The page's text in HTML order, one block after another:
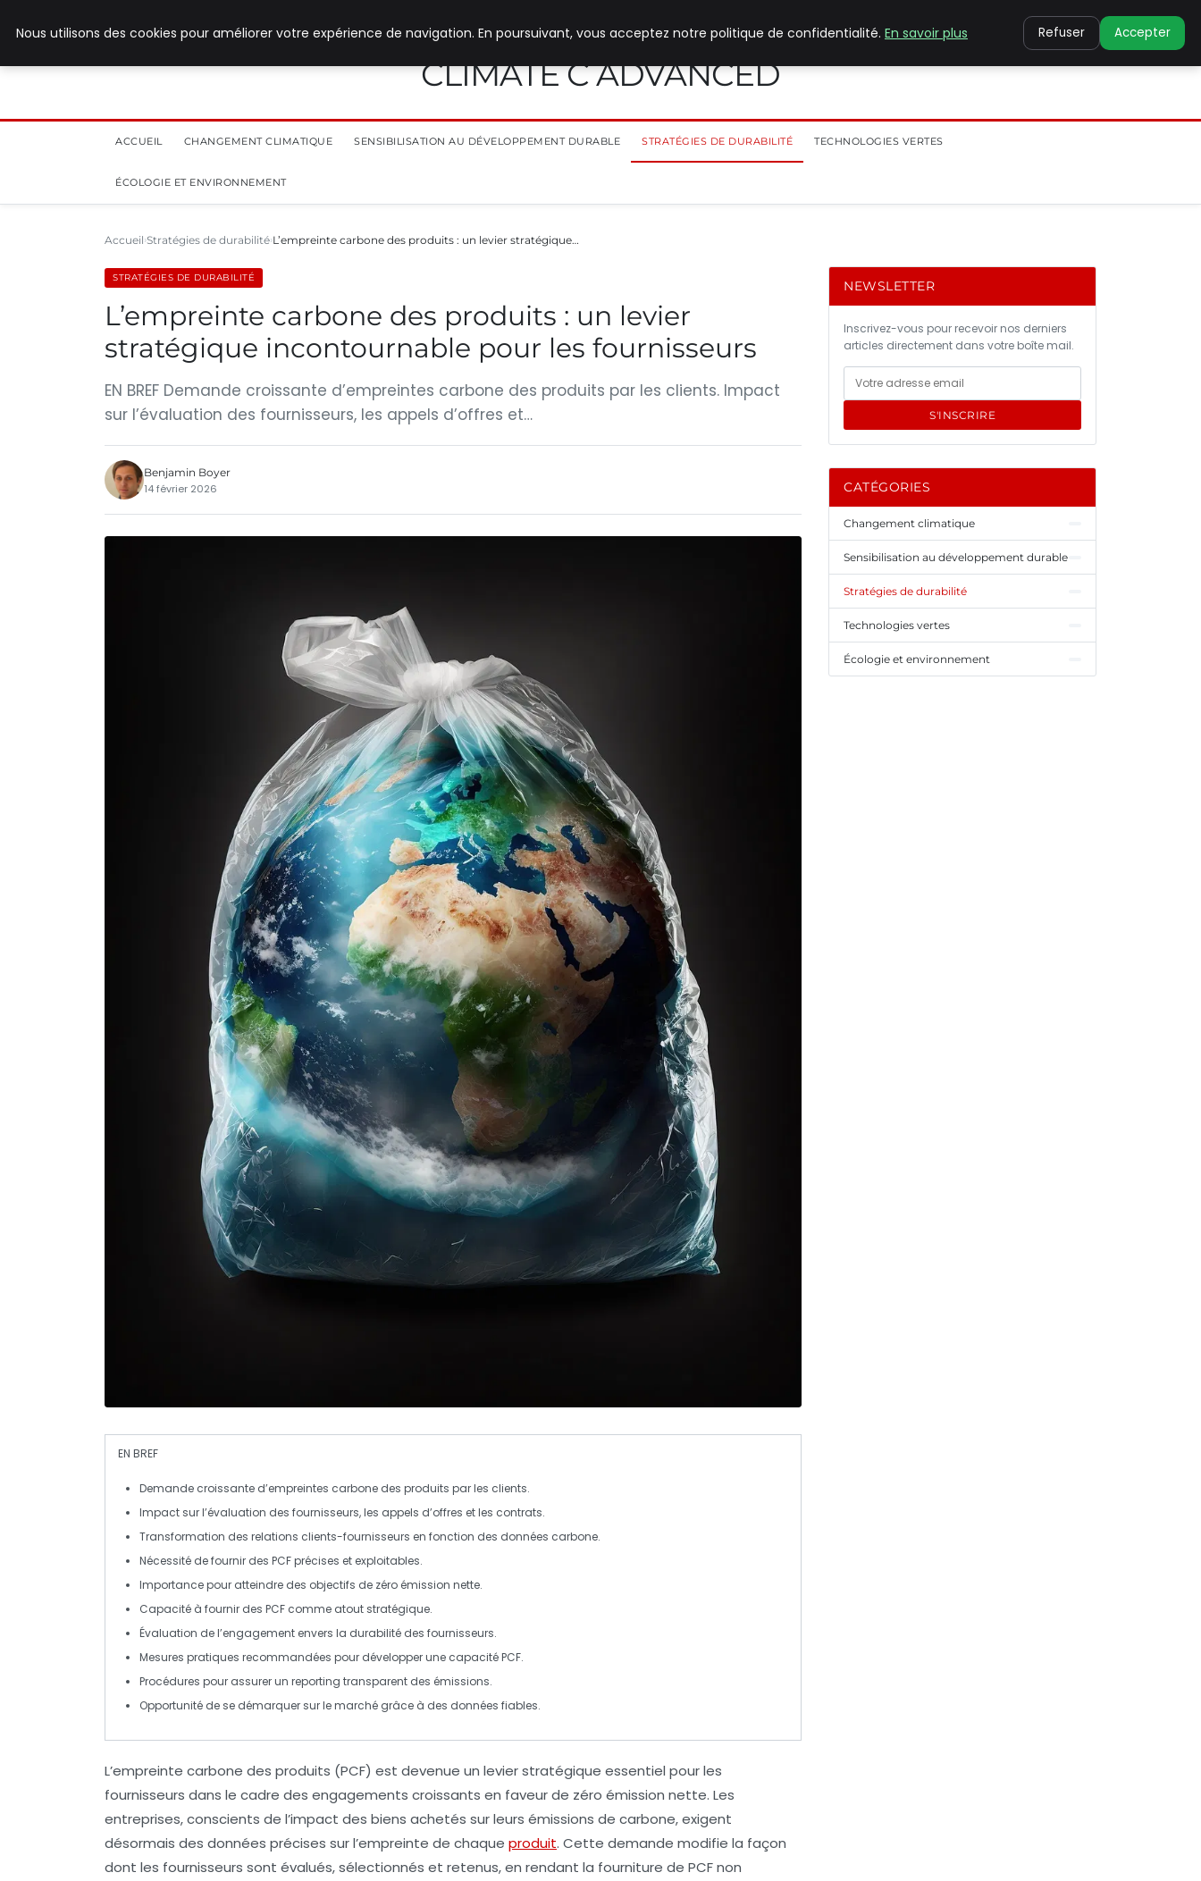
CLIMATE C ADVANCED
ACCUEIL CHANGEMENT CLIMATIQUE SENSIBILISATION AU DÉVELOPPEMENT DURABLE STRATÉGIES DE DURABILITÉ TECHNOLOGIES VERTES
ÉCOLOGIE ET ENVIRONNEMENT
Accueil Stratégies de durabilité L’empreinte carbone des produits : un levier stratégique…
STRATÉGIES DE DURABILITÉ
L’empreinte carbone des produits : un levier
stratégique incontournable pour les fournisseurs
EN BREF Demande croissante d’empreintes carbone des produits par les clients. Impact
sur l’évaluation des fournisseurs, les appels d’offres et…
Benjamin Boyer
14 février 2026
EN BREF
Demande croissante d’empreintes carbone des produits par les clients.
Impact sur l’évaluation des fournisseurs, les appels d’offres et les contrats.
Transformation des relations clients-fournisseurs en fonction des données carbone.
Nécessité de fournir des PCFprécises et exploitables.
Importance pour atteindre des objectifs de zéro émission nette.
Capacité à fournir des PCF comme atout stratégique.
Évaluation de l’engagement envers la durabilité des fournisseurs.
Mesures pratiques recommandées pour développer une capacitéPCF.
Procédures pour assurer un reporting transparent des émissions.
Opportunité de se démarquer sur le marché grâce à des données fiables.
L’empreinte carbone des produits (PCF) est devenue un levier stratégique essentiel pour les
fournisseurs dans le cadre des engagements croissants en faveur de zéro émission nette. Les
entreprises, conscients de l’impact des biens achetés sur leurs émissions de carbone, exigent
désormais des données précises sur l’empreinte de chaque produit. Cette demande modifie la façon
dont les fournisseurs sont évalués, sélectionnés et retenus, en rendant la fourniture de PCF non
NEWSLETTER
Inscrivez-vous pour recevoir nos derniers
articles directement dans votre boîte mail.
S'INSCRIRE
CATÉGORIES
Changement climatique
Sensibilisation au développement durable
Stratégies de durabilité
Technologies vertes
Écologie et environnement
Nous utilisons des cookies pour améliorer votre expérience de navigation. En poursuivant, vous acceptez notre politique de confidentialité. En savoir plus Refuser Accepter